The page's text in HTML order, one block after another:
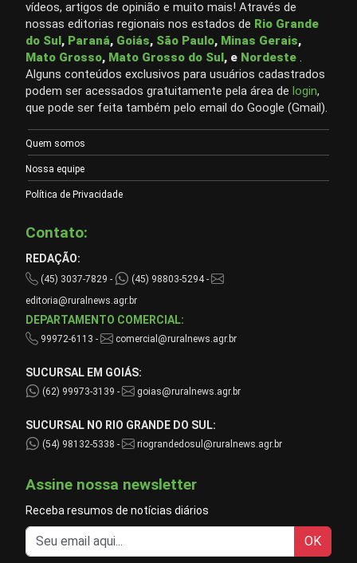
vídeos, artigos de opinião e muito mais! Através de
nossas editorias regionais nos estados de Rio Grande
do Sul, Paraná, Goiás, São Paulo, Minas Gerais,
Mato Grosso, Mato Grosso do Sul, e Nordeste .
Alguns conteúdos exclusivos para usuários cadastrados
podem ser acessados gratuitamente pela área de login,
que pode ser feita também pelo email do Google (Gmail).
Quem somos
Nossa equipe
Política de Privacidade
Contato:
REDAÇÃO:
(45) 3037-7829 -
(45) 98803-5294 -
editoria@ruralnews.agr.br
DEPARTAMENTO COMERCIAL:
99972-6113 - comercial@ruralnews.agr.br
SUCURSAL EM GOIÁS:
(62) 99973-3139 - goias@ruralnews.agr.br
SUCURSAL NO RIO GRANDE DO SUL:
(54) 98132-5338 - riograndedosul@ruralnews.agr.br
Assine nossa newsletter
Receba resumos de notícias diários
OK